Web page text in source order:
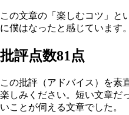
この文章の「楽しむコツ」と
に僕はなったと感じています
批評点数81点
この批評（アドバイス）を素
楽しみください。短い文章だ
いことが伺える文章でした。